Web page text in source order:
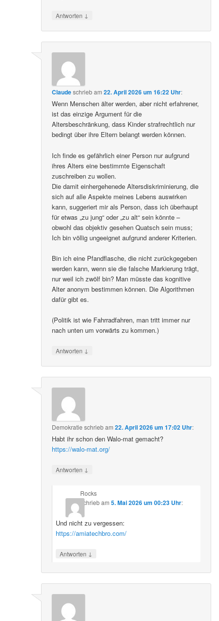
Antworten ↓
Claudeschriebam22. April 2026 um 16:22 Uhr:
Wenn Menschen älter werden, aber nicht erfahrener,
ist das einzige Argument für die
Altersbeschränkung, dass Kinder strafrechtlich nur
bedingt über ihre Eltern belangt werden können.
Ich finde es gefährlich einer Person nur aufgrund
ihres Alters eine bestimmte Eigenschaft
zuschreiben zu wollen.
Die damit einhergehenede Altersdiskriminierung, die
sich auf alle Aspekte meines Lebens auswirken
kann, suggeriert mir als Person, dass ich überhaupt
für etwas „zu jung“ oder „zu alt“ sein könnte –
obwohl das objektiv gesehen Quatsch sein muss;
Ich bin völlig ungeeignet aufgrund anderer Kriterien.
Bin ich eine Pfandflasche, die nicht zurückgegeben
werden kann, wenn sie die falsche Markierung trägt,
nur weil ich zwölf bin? Man müsste das kognitive
Alter anonym bestimmen können. Die Algorithmen
dafür gibt es.
(Politik ist wie Fahrradfahren, man tritt immer nur
nach unten um vorwärts zu kommen.)
Antworten ↓
Demokratie schriebam22. April 2026 um 17:02 Uhr:
Habt ihr schon den Walo-mat gemacht?
https://walo-mat.org/
Antworten ↓
Rocks
schriebam 5. Mai 2026 um 00:23 Uhr:
Und nicht zu vergessen:
https://amiatechbro.com/
Antworten ↓